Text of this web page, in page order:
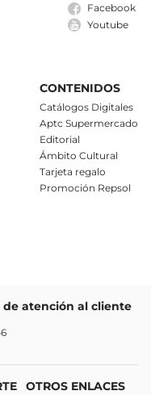
Facebook
Youtube
CONTENIDOS
Catálogos Digitales
Aptc Supermercado
Editorial
Ámbito Cultural
Tarjeta regalo
Promoción Repsol
de atención al cliente
OTROS ENLACES